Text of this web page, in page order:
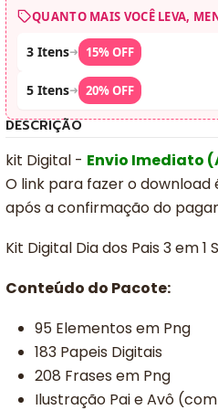
QUANTO MAIS VOCÊ LEVA,
3 Itens➜ 15% OFF
5 Itens➜ 20% OFF
DESCRIÇÃO
kit Digital - Envio Imediato
O link para fazer o
após a confirmação do
Kit Digital Dia dos Pais 3 em 1
Conteúdo do Pacote:
95 Elementos em Png
183 Papeis Digitais
208 Frases em Png
Ilustração Pai e Avô